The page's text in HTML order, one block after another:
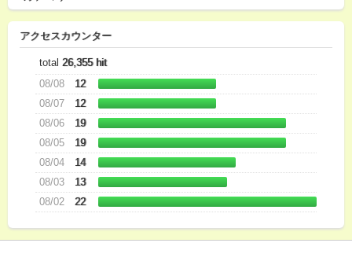
アクセスカウンター
total 26,355 hit
08/08
12
08/07
12
08/06
19
08/05
19
08/04
14
08/03
13
08/02
22